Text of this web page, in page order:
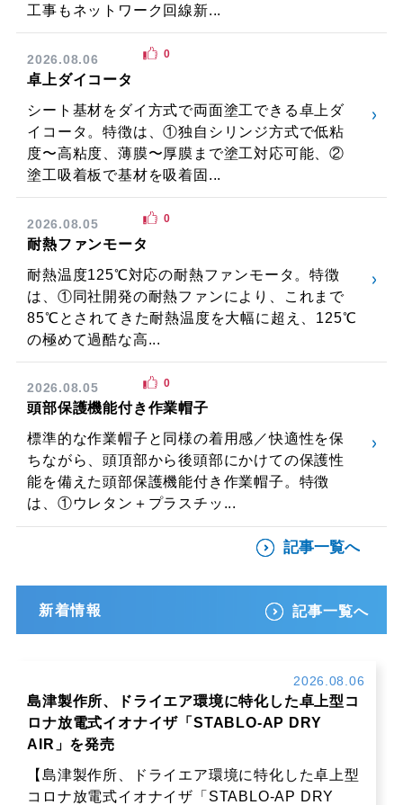
工事もネットワーク回線新...
2026.08.06
卓上ダイコータ
シート基材をダイ方式で両面塗工できる卓上ダ
イコータ。特徴は、①独自シリンジ方式で低粘
度〜高粘度、薄膜〜厚膜まで塗工対応可能、②
塗工吸着板で基材を吸着固...
0
2026.08.05
耐熱ファンモータ
耐熱温度125℃対応の耐熱ファンモータ。特徴
は、①同社開発の耐熱ファンにより、これまで
85℃とされてきた耐熱温度を大幅に超え、125℃
の極めて過酷な高...
0
2026.08.05
頭部保護機能付き作業帽子
標準的な作業帽子と同様の着用感／快適性を保
ちながら、頭頂部から後頭部にかけての保護性
能を備えた頭部保護機能付き作業帽子。特徴
は、①ウレタン＋プラスチッ...
0
記事一覧へ
新着情報 記事一覧へ
2026.08.06
島津製作所、ドライエア環境に特化した卓上型コ
ロナ放電式イオナイザ「STABLO-AP DRY
AIR」を発売
【島津製作所、ドライエア環境に特化した卓上型
コロナ放電式イオナイザ「STABLO-AP DRY